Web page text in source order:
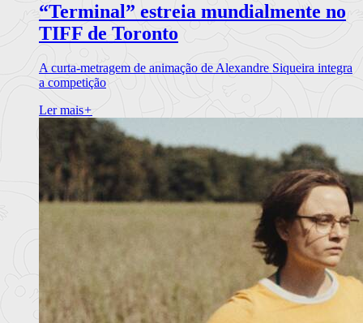
“Terminal” estreia mundialmente no
TIFF de Toronto
A curta-metragem de animação de Alexandre Siqueira integra
a competição
Ler mais+